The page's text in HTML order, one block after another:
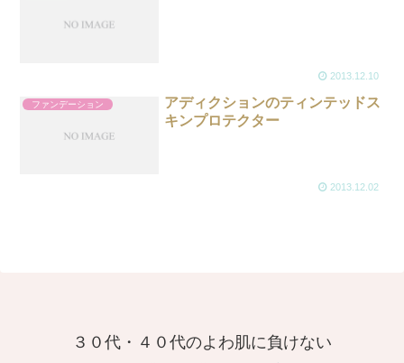
2013.12.10
ファンデーション
アディクションのティンテッドス
キンプロテクター
2013.12.02
３０代・４０代のよわ肌に負けない